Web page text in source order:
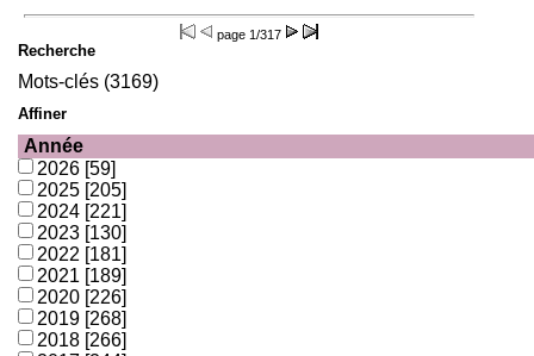
page 1/317
Recherche
Mots-clés (3169)
Affiner
Année
2026 [59]
2025 [205]
2024 [221]
2023 [130]
2022 [181]
2021 [189]
2020 [226]
2019 [268]
2018 [266]